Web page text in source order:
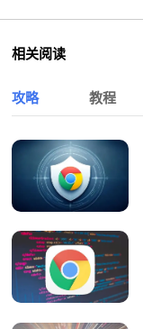
相关阅读
攻略 教程